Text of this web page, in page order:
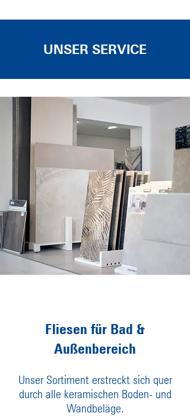
UNSER SERVICE
Fliesen für Bad &
Außenbereich
Unser Sortiment erstreckt sich quer
durch alle keramischen Boden- und
Wandbeläge.